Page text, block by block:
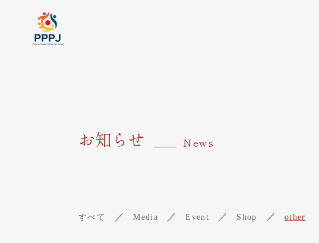
お知らせ News
すべて Media Event Shop other